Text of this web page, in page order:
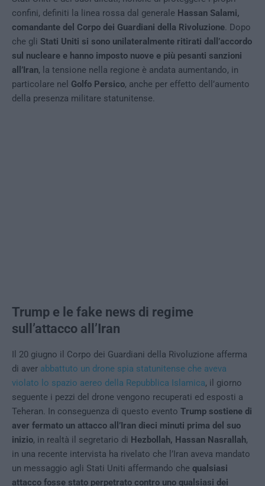
confini, definiti la linea rossa dal generale Hassan Salami,
comandante del Corpo dei Guardiani della Rivoluzione. Dopo
che gli Stati Uniti si sono unilateralmente ritirati dall’accordo
sul nucleare e hanno imposto nuove e più pesanti sanzioni
all’Iran, la tensione nella regione è andata aumentando, in
particolare nel Golfo Persico, anche per effetto dell’aumento
della presenza militare statunitense.
Trump e le fake news di regime
sull’attacco all’Iran
Il 20 giugno il Corpo dei Guardiani della Rivoluzione afferma
di aver abbattuto un drone spia statunitense che aveva
violato lo spazio aereo della Repubblica Islamica, il giorno
seguente i pezzi del drone vengono recuperati ed esposti a
Teheran. In conseguenza di questo evento Trump sostiene di
aver fermato un attacco all’Iran dieci minuti prima del suo
inizio, in realtà il segretario di Hezbollah, Hassan Nasrallah,
in una recente intervista ha rivelato che l’Iran aveva mandato
un messaggio agli Stati Uniti affermando che qualsiasi
attacco fosse stato perpetrato contro uno qualsiasi dei